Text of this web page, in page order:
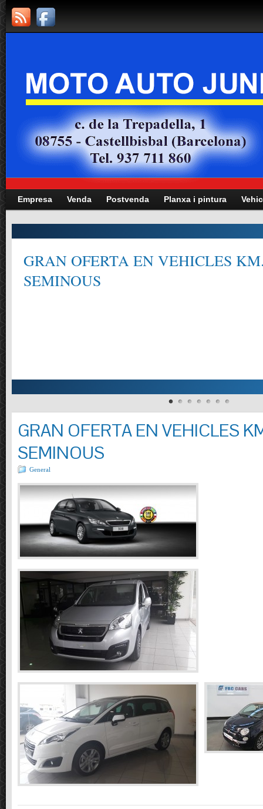
Empresa Venda Postvenda Planxa i pintura
GRAN OFERTA EN VEHICLES
SEMINOUS
GRAN OFERTA EN VEHICLES
SEMINOUS
General